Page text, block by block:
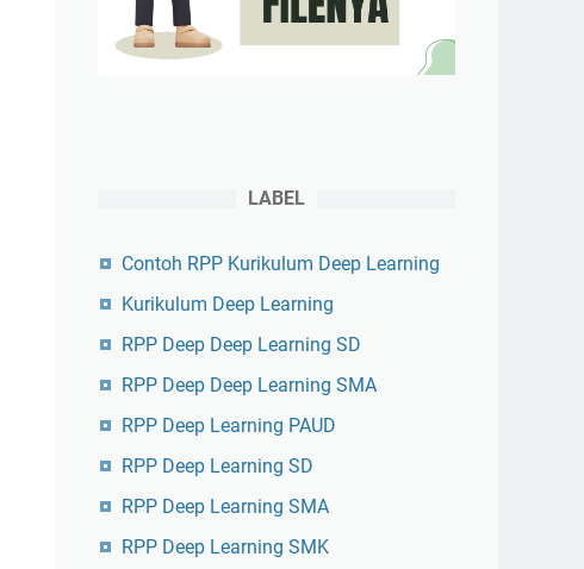
LABEL
Contoh RPP Kurikulum Deep Learning
Kurikulum Deep Learning
RPP Deep Deep Learning SD
RPP Deep Deep Learning SMA
RPP Deep Learning PAUD
RPP Deep Learning SD
RPP Deep Learning SMA
RPP Deep Learning SMK